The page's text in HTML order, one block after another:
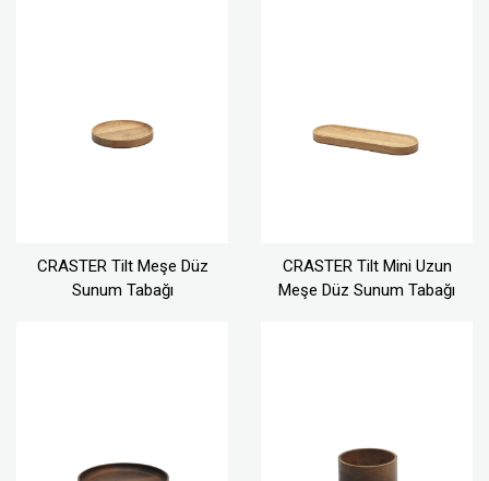
CRASTER Tilt Meşe Düz
Sunum Tabağı
CRASTER Tilt Mini Uzun
Meşe Düz Sunum Tabağı